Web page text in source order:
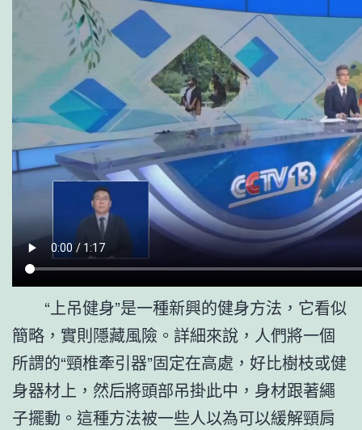
“上吊健身”是一種新興的健身方法，它看似
簡略，實則隱藏風險。詳細來說，人們將一個
所謂的“頸椎牽引器”固定在高處，好比樹枝或健
身器材上，然后將頭部吊掛此中，身材跟著繩
子擺動。這種方法被一些人以為可以緩解頸肩